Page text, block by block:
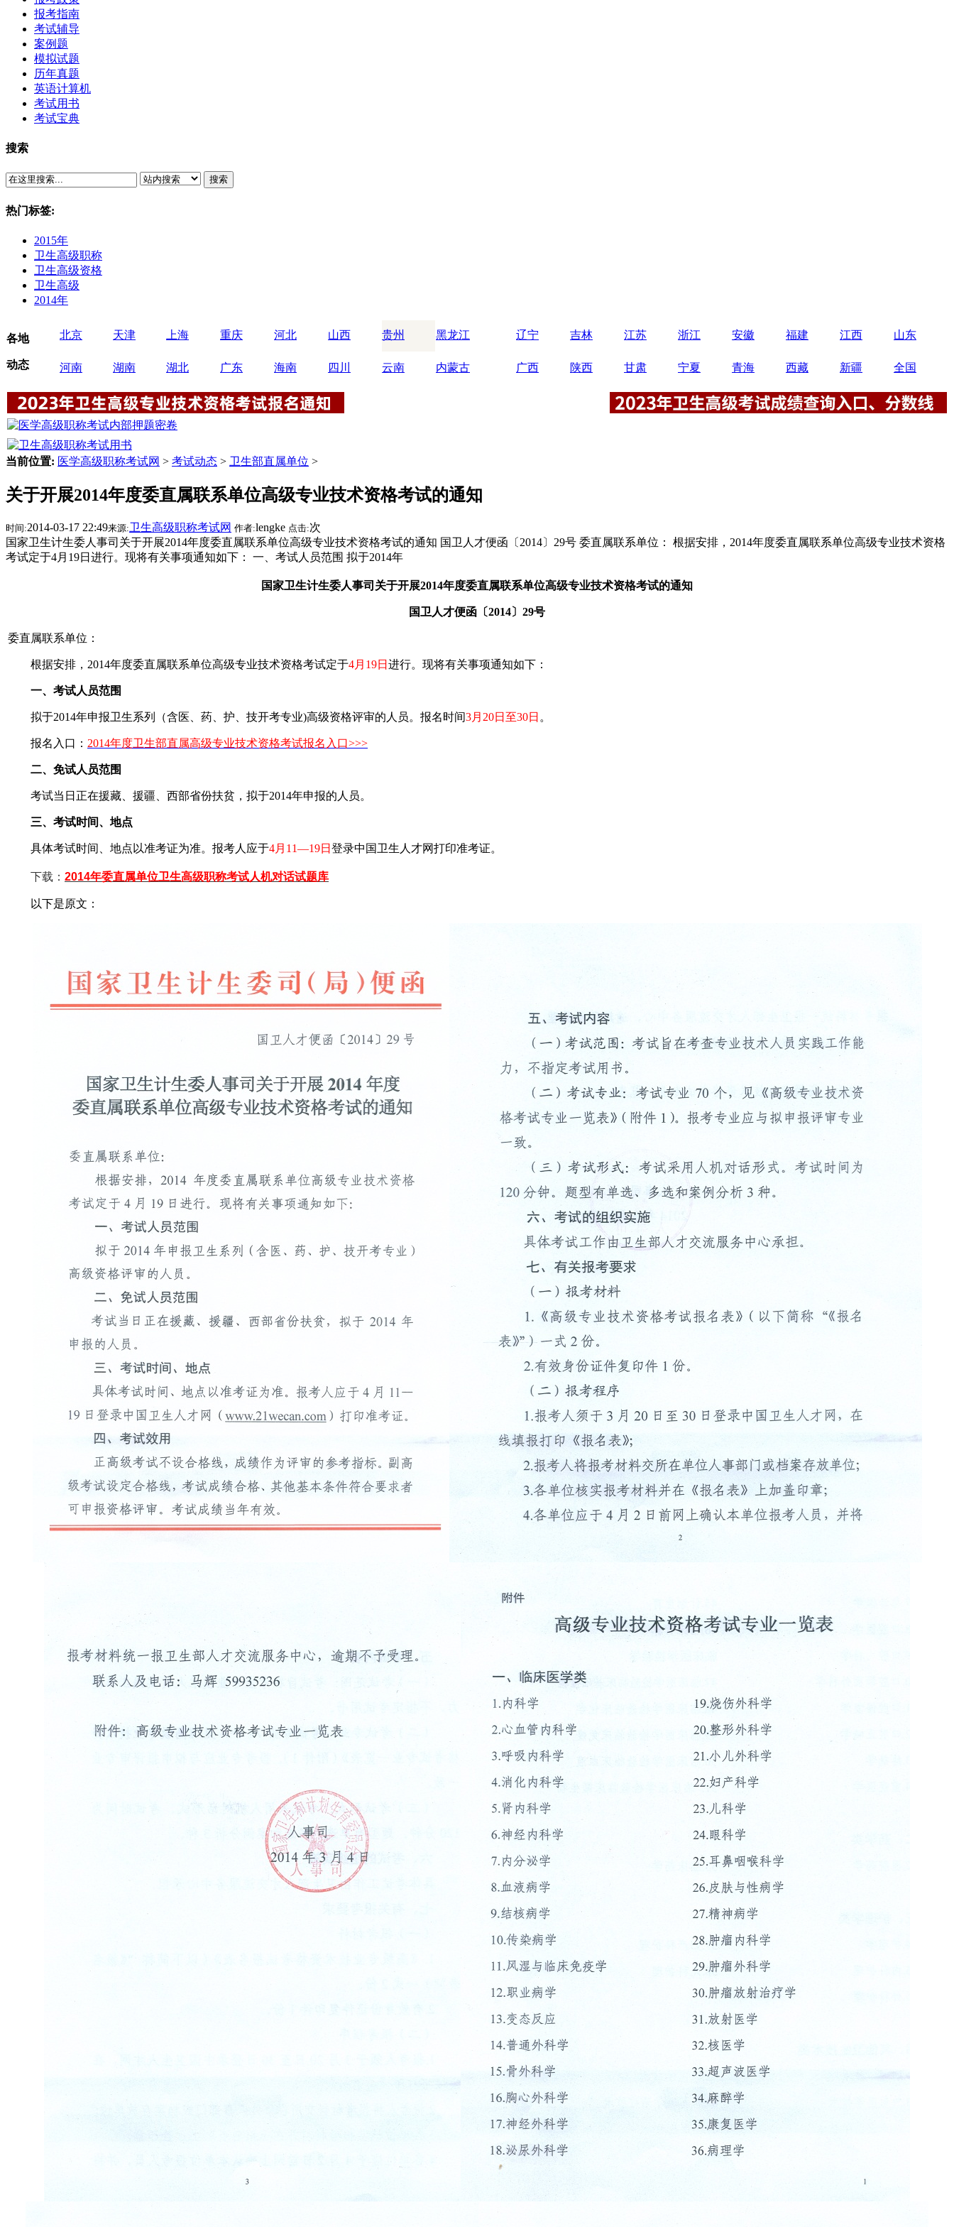
报考指南
考试辅导
案例题
模拟试题
历年真题
英语计算机
考试用书
考试宝典
搜索
搜索
热门标签:
2015年
卫生高级职称
卫生高级资格
卫生高级
2014年
各地
动态
北京 天津 上海 重庆 河北 山西 贵州 黑龙江 辽宁 吉林 江苏 浙江 安徽 福建 江西 山东
河南 湖南 湖北 广东 海南 四川 云南 内蒙古 广西 陕西 甘肃 宁夏 青海 西藏 新疆 全国
当前位置: 医学高级职称考试网 > 考试动态 > 卫生部直属单位 >
关于开展2014年度委直属联系单位高级专业技术资格考试的通知
时间:2014-03-17 22:49来源:卫生高级职称考试网 作者:lengke 点击:次
国家卫生计生委人事司关于开展2014年度委直属联系单位高级专业技术资格考试的通知 国卫人才便函〔2014〕29号 委直属联系单位： 根据安排，2014年度委直属联系单位高级专业技术资格
考试定于4月19日进行。现将有关事项通知如下： 一、考试人员范围 拟于2014年
国家卫生计生委人事司关于开展2014年度委直属联系单位高级专业技术资格考试的通知
国卫人才便函〔2014〕29号
委直属联系单位：
根据安排，2014年度委直属联系单位高级专业技术资格考试定于4月19日 进行。现将有关事项通知如下：
一、考试人员范围
拟于2014年申报卫生系列（含医、药、护、技开考专业)高级资格评审的人员。报名时间3月20日至30日 。
报名入口： 2014年度卫生部直属高级专业技术资格考试报名入口>>>
二、免试人员范围
考试当日正在援藏、援疆、西部省份扶贫，拟于2014年申报的人员。
三、考试时间、地点
具体考试时间、地点以准考证为准。报考人应于4月11—19日 登录中国卫生人才网打印准考证。
下载： 2014年委直属单位卫生高级职称考试人机对话试题库
以下是原文：